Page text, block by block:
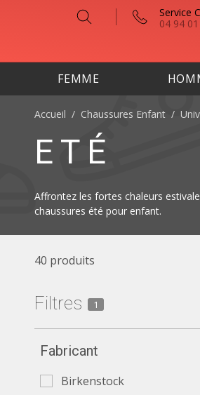
Service
04 94
FEMME
Accueil / Chaussures Enfant /
ETÉ
Affrontez les fortes chaleurs
chaussures été pour enfant.
40 produits
Filtres 1
Fabricant
Birkenstock